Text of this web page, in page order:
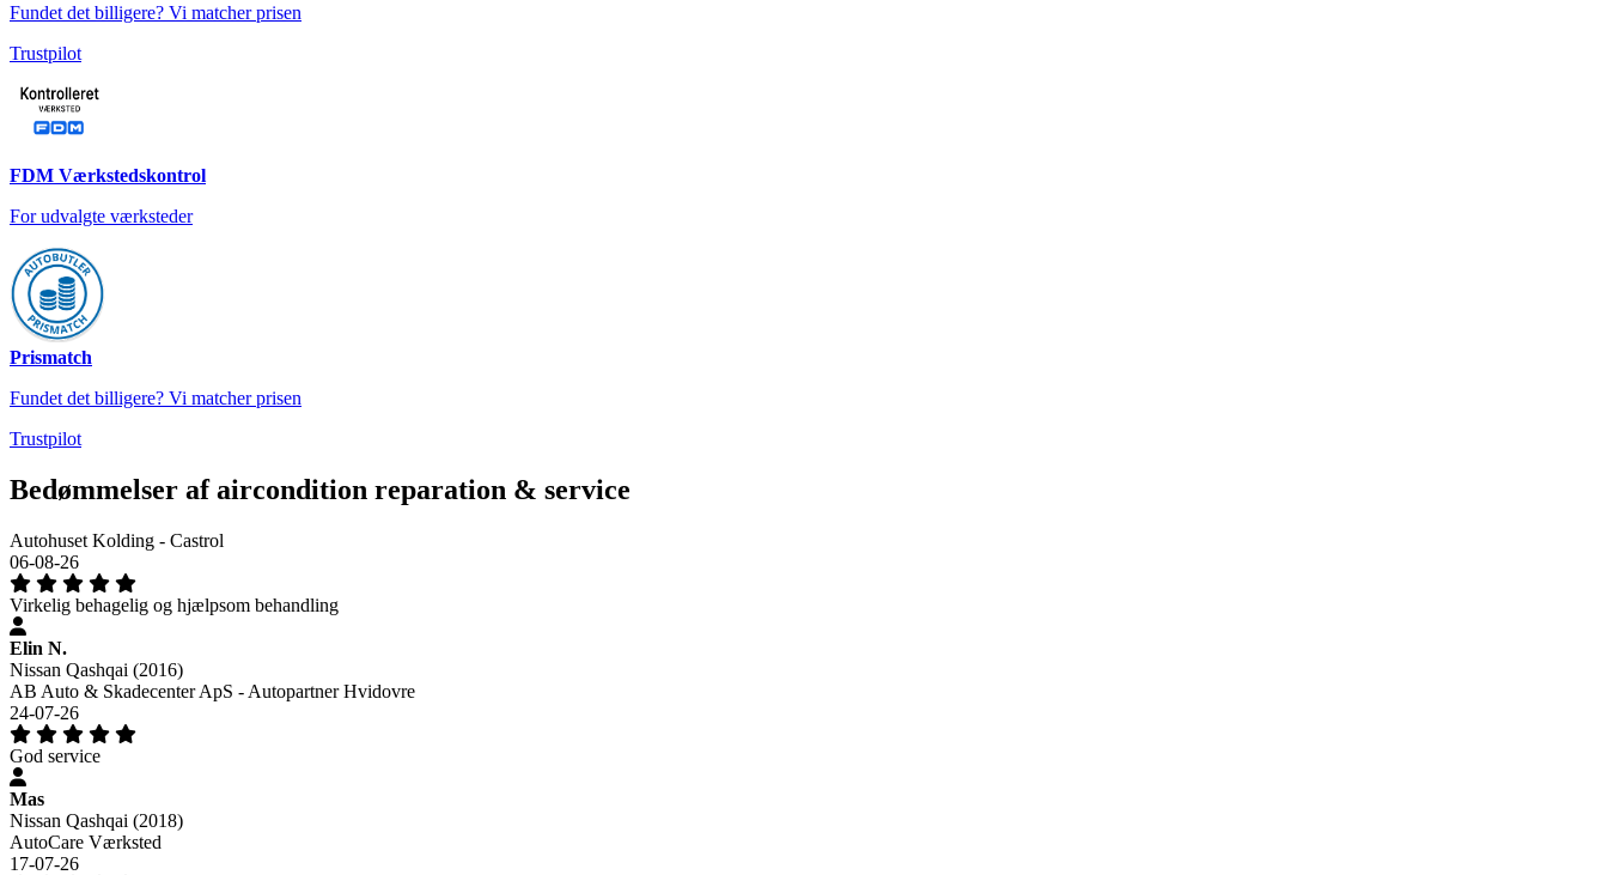
Fundet det billigere? Vi matcher prisen
Trustpilot
FDM Værkstedskontrol
For udvalgte værksteder
Prismatch
Fundet det billigere? Vi matcher prisen
Trustpilot
Bedømmelser af aircondition reparation & service
Autohuset Kolding - Castrol
06-08-26
Virkelig behagelig og hjælpsom behandling
Elin N.
Nissan Qashqai (2016)
AB Auto & Skadecenter ApS - Autopartner Hvidovre
24-07-26
God service
Mas
Nissan Qashqai (2018)
AutoCare Værksted
17-07-26